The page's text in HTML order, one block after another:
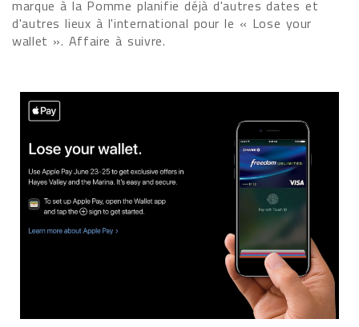
marque à la Pomme planifie déjà d'autres dates et
d'autres lieux à l'international pour le « Lose your
wallet ». Affaire à suivre.